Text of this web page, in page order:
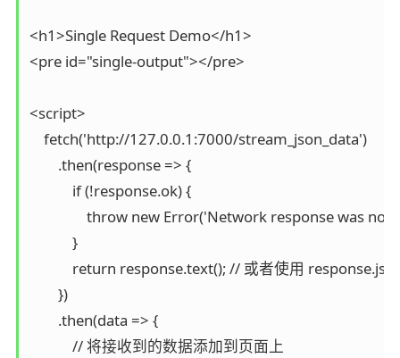
<h1>Single Request Demo</h1>
<pre id="single-output"></pre>
<script>
    fetch('http://127.0.0.1:7000/stream_json_data')
        .then(response => {
            if (!response.ok) {
throw new Error('Network response was not
            }
return response.text(); // 或者使用
        })
        .then(data => {
            // 将接收到的数据添加到页面上